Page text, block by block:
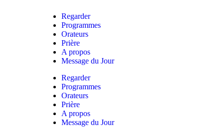
Regarder
Programmes
Orateurs
Prière
A propos
Message du Jour
Regarder
Programmes
Orateurs
Prière
A propos
Message du Jour